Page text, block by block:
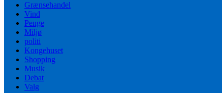
Grænsehandel
Vind
Penge
Miljø
politi
Kongehuset
Shopping
Musik
Debat
Valg